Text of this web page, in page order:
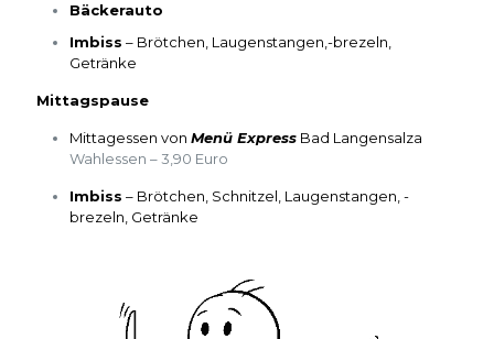
Bäckerauto
Imbiss – Brötchen, Laugenstangen,-brezeln,
Getränke
Mittagspause
Mittagessen von Menü Express Bad Langensalza
Wahlessen – 3,90 Euro
Imbiss – Brötchen, Schnitzel, Laugenstangen, -
brezeln, Getränke